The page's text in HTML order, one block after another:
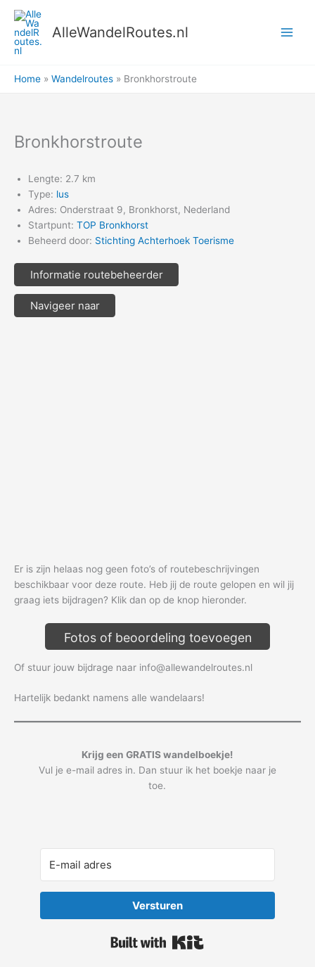
naar
inhoud
AlleWandelRoutes.nl
Home Wandelroutes Bronkhorstroute
Bronkhorstroute
Lengte: 2.7 km
Type: lus
Adres: Onderstraat 9, Bronkhorst, Nederland
Startpunt: TOP Bronkhorst
Beheerd door: Stichting Achterhoek Toerisme
Informatie routebeheerder
Navigeer naar
Er is zijn helaas nog geen foto’s of routebeschrijvingen
beschikbaar voor deze route. Heb jij de route gelopen en wil jij
graag iets bijdragen? Klik dan op de knop hieronder.
Fotos of beoordeling toevoegen
Of stuur jouw bijdrage naar info@allewandelroutes.nl
Hartelijk bedankt namens alle wandelaars!
Krijg een GRATIS wandelboekje!
Vul je e-mail adres in. Dan stuur ik het boekje naar je
toe.
Versturen